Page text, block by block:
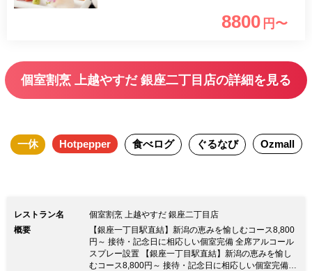
リンクメニュー 生ビール、【日本
により異なります。 【銀座一丁目駅直
も、ご満足いただける内容となっており
ち着き空間で、旬のおすすめと新潟の食
材を使ったランチをご堪能ください。
天井の高さを生かした開放的な空間で至
8800 円〜
個室割烹 上越やすだ 銀座二丁目店の詳細を見る
一休 Hotpepper 食べログ ぐるなび Ozmall
レストラン名
個室割烹 上越やすだ 銀座二丁目店
概要
【銀座一丁目駅直結】新潟の恵みを愉しむコース8,800
円～ 接待・記念日に相応しい個室完備 全席アルコール
スプレー設置 【銀座一丁目駅直結】新潟の恵みを愉し
むコース8,800円～ 接待・記念日に相応しい個室完備